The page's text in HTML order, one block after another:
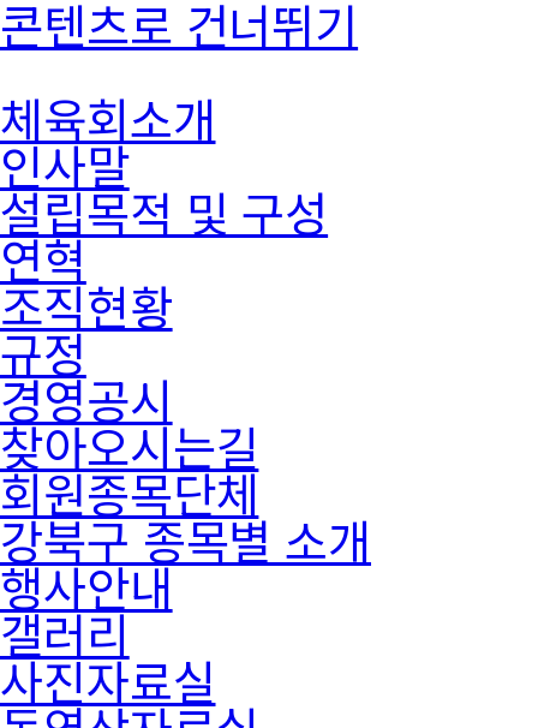
콘텐츠로 건너뛰기
체육회소개
인사말
설립목적 및 구성
연혁
조직현황
규정
경영공시
찾아오시는길
회원종목단체
강북구 종목별 소개
행사안내
갤러리
사진자료실